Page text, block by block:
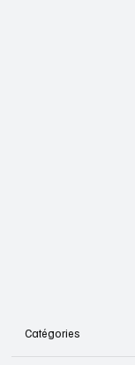
Catégories